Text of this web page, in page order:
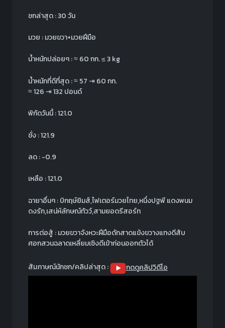
ชกล่าสุด : 30 วัน
มวย : มวยขวา+มวยฝีมือ
น้ำหนักปล่อยๆ :≈60 กก.≤ 3 kg
น้ำหนักที่ดีที่สุด :≈57 ⇥ 60 กก.
≈126 ⇥ 132 ปอนด์
พิกัดวันนี้ : 121.0
ชั่ง : 121.9
ลด : -0.9
เหลือ : 121.0
ฉายาอื่นๆ : บิกฤษ์ยิมส์,ไฟเตอร์มวยไทย,หนึ่งปฐพี แดงพนม
ดงรัก,เสน่ห์ลักษณ์ทัวว์,สามยอดรีสอร์ท
การต่อสู้ : มวยขวาจังหวะฝีมือดักสาดแข้งขวางแทงดีสับ
ศอกสวนฉลาดเหลี่ยมเชิงดีเข้าก่อนออกตัวได้
สัมภาษณ์นักชก/คลิปล่าสุด : กดดูคลิปวิดีโอ